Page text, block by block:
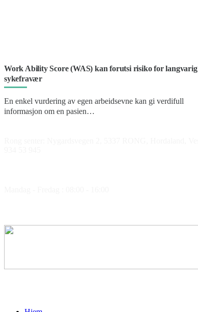
Work Ability Score (WAS) kan forutsi risiko for langvarig
sykefravær
En enkel vurdering av egen arbeidsevne kan gi verdifull
informasjon om en pasien…